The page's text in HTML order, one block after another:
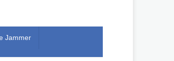
Jammer